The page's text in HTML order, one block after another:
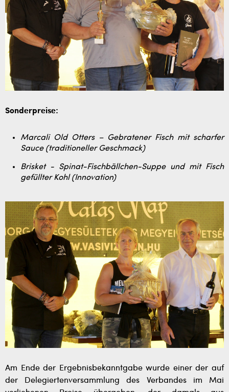
Sonderpreise:
Marcali Old Otters – Gebratener Fisch mit scharfer
Sauce (traditioneller Geschmack)
Brisket - Spinat-Fischbällchen-Suppe und mit Fisch
gefüllter Kohl (Innovation)
Am Ende der Ergebnisbekanntgabe wurde einer der auf
der Delegiertenversammlung des Verbandes im Mai